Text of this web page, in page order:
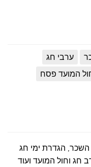
ערבי חג
המועד פסח
הגדרת ימי חג
חג וחול המועד ועוד